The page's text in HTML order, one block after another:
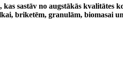
sastāv no augstākās kvalitātes
briketēm, granulām, biomasai